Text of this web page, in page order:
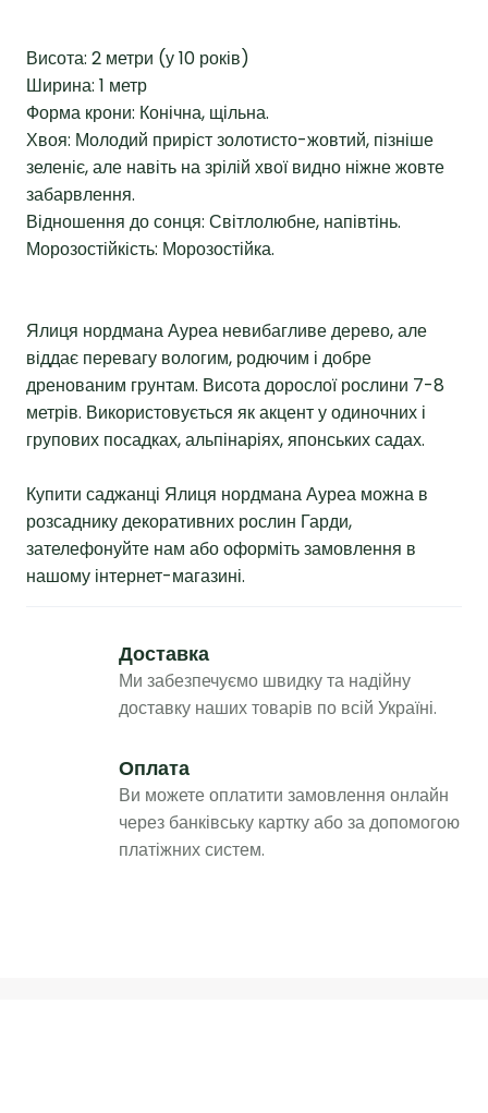
Висота: 2 метри (у 10 років)
Ширина: 1 метр
Форма крони: Конічна, щільна.
Хвоя: Молодий приріст золотисто-жовтий, пізніше
зеленіє, але навіть на зрілій хвої видно ніжне жовте
забарвлення.
Відношення до сонця: Світлолюбне, напівтінь.
Морозостійкість: Морозостійка.
Ялиця нордмана Ауреа невибагливе дерево, але
віддає перевагу вологим, родючим і добре
дренованим грунтам. Висота дорослої рослини 7-8
метрів. Використовується як акцент у одиночних і
групових посадках, альпінаріях, японських садах.
Купити саджанці Ялиця нордмана Ауреа можна в
розсаднику декоративних рослин Гарди,
зателефонуйте нам або оформіть замовлення в
нашому інтернет-магазині.
Доставка
Ми забезпечуємо швидку та надійну
доставку наших товарів по всій Україні.
Оплата
Ви можете оплатити замовлення онлайн
через банківську картку або за допомогою
платіжних систем.